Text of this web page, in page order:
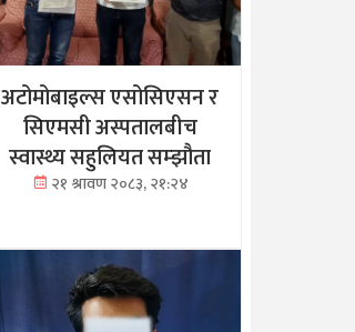
अटोमोबाइल्स एसोसिएसन र
सिएमसी अस्पतालबीच
स्वास्थ्य सहुलियत सम्झौता
२१ श्रावण २०८३, २१:२४